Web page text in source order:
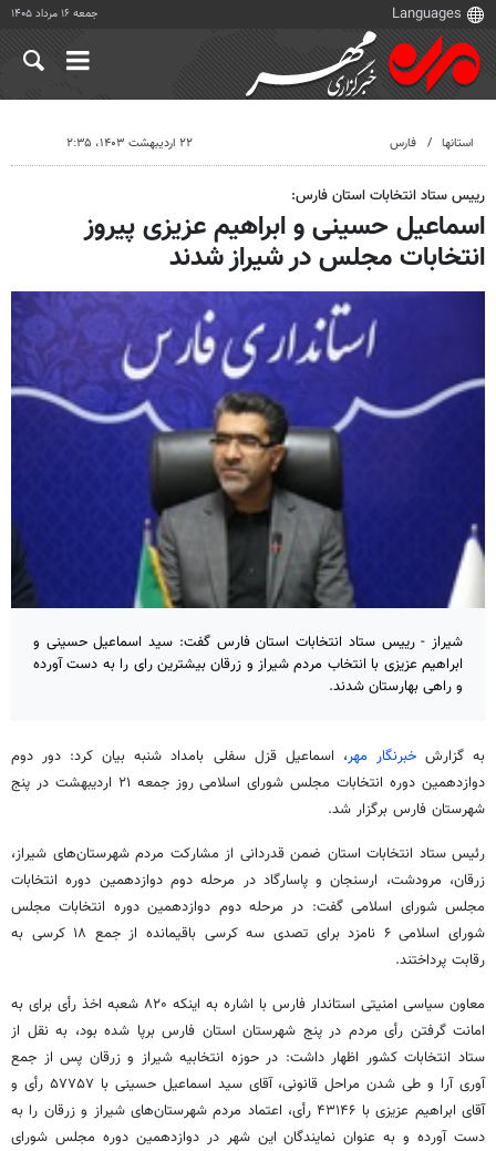
جمعه ۱۶ مرداد ۱۴۰۵
استانها فارس ۲۲ اردیبهشت ۱۴۰۳، ۲:۳۵
رییس ستاد انتخابات استان فارس:
اسماعیل حسینی و ابراهیم عزیزی پیروز
انتخابات مجلس در شیراز شدند
شیراز - رییس ستاد انتخابات استان فارس گفت: سید اسماعیل حسینی و
ابراهیم عزیزی با انتخاب مردم شیراز و زرقان بیشترین رای را به دست آورده
و راهی بهارستان شدند.
به گزارشخبرنگار مهر، اسماعیل قزل سفلی بامداد شنبه بیان کرد: دور دوم
دوازدهمین دوره انتخابات مجلس شورای اسلامی روز جمعه ۲۱ اردیبهشت در پنج
شهرستان فارس برگزار شد.
رئیس ستاد انتخابات استان ضمن قدردانی از مشارکت مردم شهرستان‌های شیراز،
زرقان، مرودشت، ارسنجان و پاسارگاد در مرحله دوم دوازدهمین دوره انتخابات
مجلس شورای اسلامی گفت: در مرحله دوم دوازدهمین دوره انتخابات مجلس
شورای اسلامی ۶ نامزد برای تصدی سه کرسی باقیمانده از جمع ۱۸ کرسی به
رقابت پرداختند.
معاون سیاسی امنیتی استاندار فارس با اشاره به اینکه ۸۲۰ شعبه اخذ رأی برای به
امانت گرفتن رأی مردم در پنج شهرستان استان فارس برپا شده بود، به نقل از
ستاد انتخابات کشور اظهار داشت: در حوزه انتخابیه شیراز و زرقان پس از جمع
آوری
آرا و طی شدن مراحل قانونی، آقای سید اسماعیل حسینی با ۵۷۷۵۷ رأی و
آقای ابراهیم عزیزی با ۴۳۱۴۶ رأی، اعتماد مردم شهرستان‌های شیراز و زرقان را به
دست آورده و به عنوان نمایندگان این شهر در دوازدهمین دوره مجلس شورای